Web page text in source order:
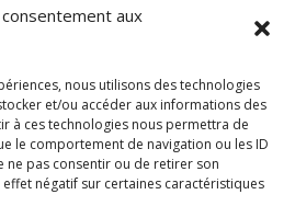
aux
nous utilisons des technologies
et/ou accéder aux informations des
à ces technologies nous permettra de
le comportement de navigation ou les ID
ne pas consentir ou de retirer son
négatif sur certaines caractéristiques
RENAUDOT
VACANCES D’HIVER –